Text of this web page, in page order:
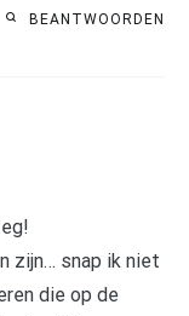
BEANTWOORDEN
zijn… snap ik niet
die op de